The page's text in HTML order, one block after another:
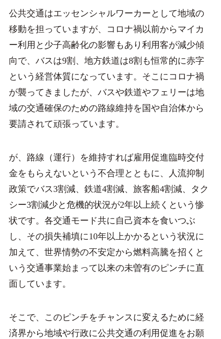
公共交通はエッセンシャルワーカーとして地域の
移動を担っていますが、コロナ禍以前からマイカ
ー利用と少子高齢化の影響もあり利用客が減少傾
向で、バスは9割、地方鉄道は8割も恒常的に赤字
という経営体質になっています。そこにコロナ禍
が襲ってきましたが、バスや鉄道やフェリーは地
域の交通確保のための路線維持を国や自治体から
要請されて頑張っています。
が、路線（運行）を維持すれば雇用促進臨時交付
金をもらえないという不合理とともに、人流抑制
政策でバス3割減、鉄道4割減、旅客船4割減、タク
シー3割減少と危機的状況が2年以上続くという惨
状です。各交通モード共に自己資本を食いつぶ
し、その損失補填に10年以上かかるという状況に
加えて、世界情勢の不安定から燃料高騰を招くと
いう交通事業始まって以来の未曽有のピンチに直
面しています。
そこで、このピンチをチャンスに変えるために経
済界から地域や行政に公共交通の利用促進をお願